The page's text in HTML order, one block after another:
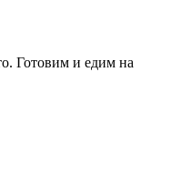
Готовим и едим на